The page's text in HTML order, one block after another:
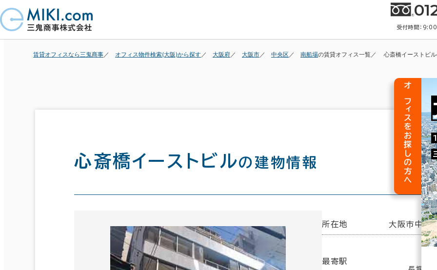
受付時間：
賃貸オフィスなら三鬼商事 オフィス物件検索(大阪)から探す 大阪府 大阪市 中央区 南船場の賃貸オフィス一覧 心斎橋イーストビ
心斎橋イーストビルの建物情報
所在地 大阪市中
最寄駅
オフィスをお探しの方へ